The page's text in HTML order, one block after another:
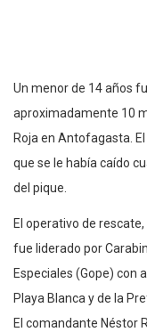
Un menor de 14 años
aproximadamente 10
Roja en Antofagasta.
que se le había caído
del pique.
El operativo de
fue liderado por
Especiales (Gope) con
Playa Blanca y de la
El comandante Néstor